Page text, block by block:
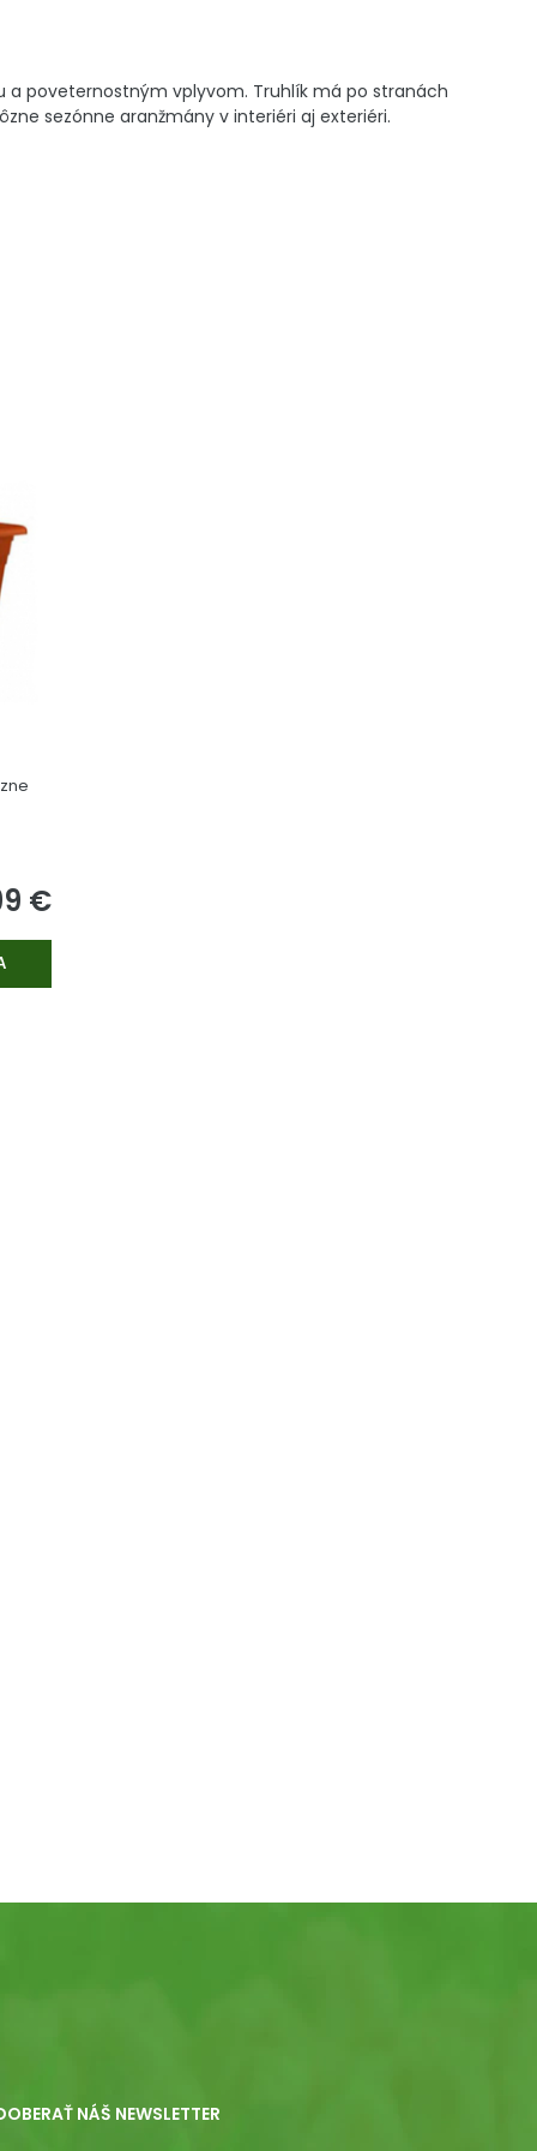
a poveternostným vplyvom. Truhlík má po stranách
sezónne aranžmány v interiéri aj exteriéri.
€
NÁŠ NEWSLETTER